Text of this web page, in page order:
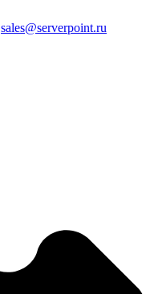
sales@serverpoint.ru